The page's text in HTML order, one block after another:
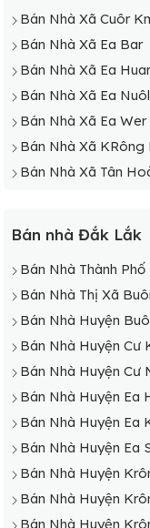
Bán Nhà Xã Cuôr
Bán Nhà Xã Ea Bar
Bán Nhà Xã Ea Huar
Bán Nhà Xã Ea Nuôl
Bán Nhà Xã Ea Wer
Bán Nhà Xã KRông
Bán Nhà Xã Tân
Bán nhà Đắk Lắk
Bán Nhà Thành
Bán Nhà Thị Xã
Bán Nhà Huyện
Bán Nhà Huyện Cư
Bán Nhà Huyện Cư
Bán Nhà Huyện Ea
Bán Nhà Huyện Ea
Bán Nhà Huyện Ea
Bán Nhà Huyện
Bán Nhà Huyện
Bán Nhà Huyện